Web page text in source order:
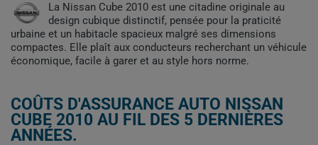
La Nissan Cube 2010 est une citadine originale au
design cubique distinctif, pensée pour la praticité
urbaine et un habitacle spacieux malgré ses dimensions
compactes. Elle plaît aux conducteurs recherchant un véhicule
économique, facile à garer et au style hors norme.
COÛTS D'ASSURANCE AUTO NISSAN
CUBE 2010 AU FIL DES 5 DERNIÈRES
ANNÉES.